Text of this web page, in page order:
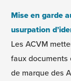
Mise en garde
usurpation
Les ACVM
faux documents
de marque des